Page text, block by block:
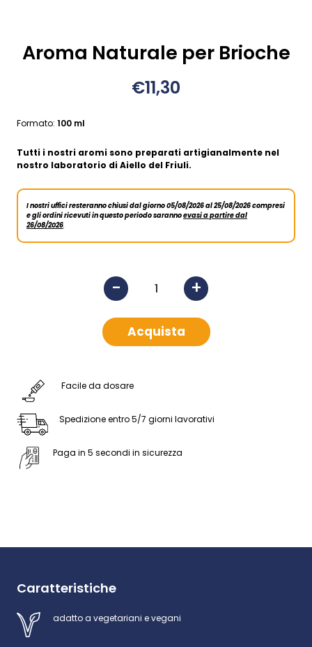
Aroma Naturale per Brioche
€11,30
Formato: 100 ml
Tutti i nostri aromi sono preparati artigianalmente nel
nostro laboratorio di Aiello del Friuli.
I nostri uffici resteranno chiusi dal giorno 05/08/2026 al 25/08/2026 compresi
e gli ordini ricevuti in questo periodo sarannoevasi a partire dal
26/08/2026.
- +
Acquista
Facile da dosare
Spedizione entro 5/7 giorni lavorativi
Paga in 5 secondi in sicurezza
Caratteristiche
adatto a vegetariani e vegani